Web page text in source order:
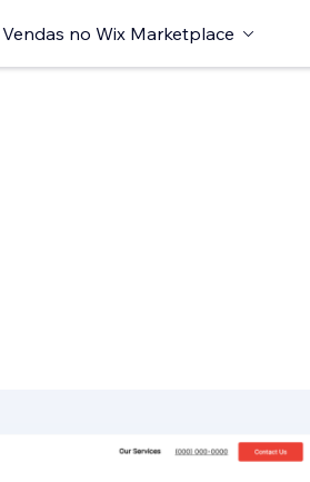
Vendas no Wix Marketplace